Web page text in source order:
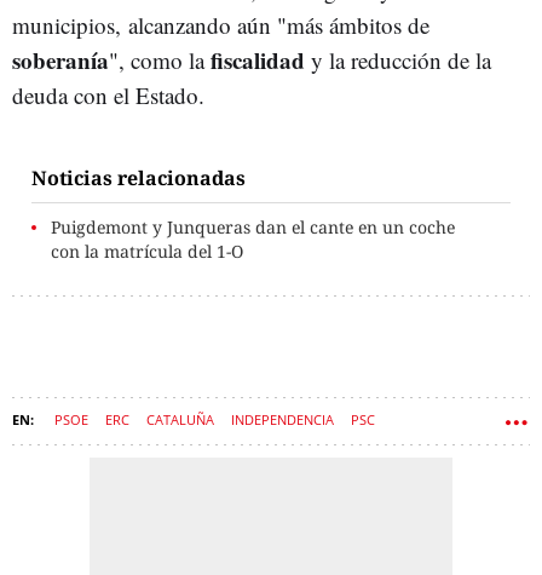
municipios, alcanzando aún "más ámbitos de
soberanía", como lafiscalidad y la reducción de la
deuda con el Estado.
Noticias relacionadas
Puigdemont y Junqueras dan el cante en un coche
con la matrícula del 1-O
PSOE ERC CATALUÑA INDEPENDENCIA PSC